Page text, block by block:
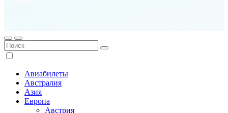
Авиабилеты
Австралия
Азия
Европа
Австрия